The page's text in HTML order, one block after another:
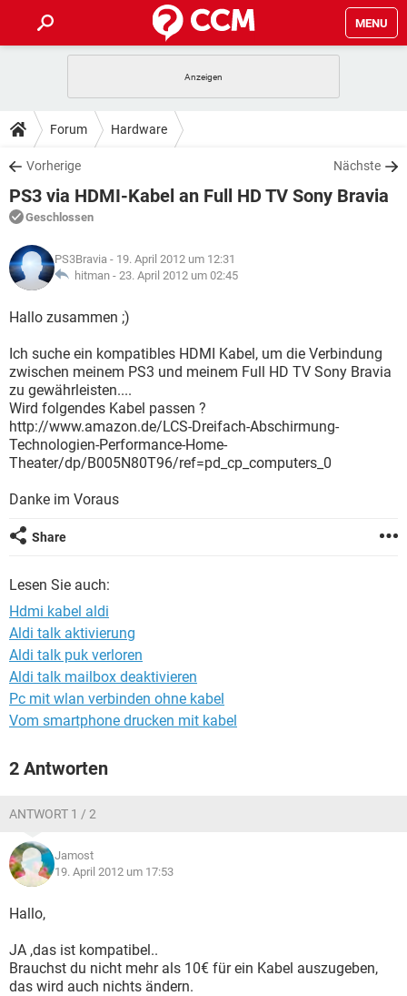
MENU
ANDROID
WINDOWS 10
WHATSAPP TIKTOK
FACEBOOK
TIPPS & TRICKS
SPIELE
WINDOWS 10
WHATSAPP
FACEBOOK HARDWARE
DOWNLOADS
SPIELE STREAMING
ANDROID
WINDOWS 10 INSTAGRAM
WHATSAPP
FACEBOOK
FORUM
SPIELE
ANDROID IOS
FACEBOOK HARDWARE
LEXIKON
SPIELE
ANDROID
WINDOWS 10 INSTAGRAM
WHATSAPP
FACEBOOK
Forum Hardware
Vorherige Nächste
PS3 via HDMI-Kabel an Full HD TV Sony Bravia
Geschlossen
PS3Bravia - 19. April 2012 um 12:31
hitman - 23. April 2012 um 02:45
Hallo zusammen ;)
Ich suche ein kompatibles HDMI Kabel, um die Verbindung
zwischen meinem PS3 und meinem Full HD TV Sony Bravia
zu gewährleisten....
Wird folgendes Kabel passen ?
http://www.amazon.de/LCS-Dreifach-Abschirmung-
Technologien-Performance-Home-
Theater/dp/B005N80T96/ref=pd_cp_computers_0
Danke im Voraus
Share
Lesen Sie auch:
Hdmi kabel aldi
Aldi talk aktivierung
Aldi talk puk verloren
Aldi talk mailbox deaktivieren
Pc mit wlan verbinden ohne kabel
Vom smartphone drucken mit kabel
2 Antworten
ANTWORT 1 / 2
Jamost
19. April 2012 um 17:53
Hallo,
JA ,das ist kompatibel..
Brauchst du nicht mehr als 10€ für ein Kabel auszugeben,
das wird auch nichts ändern.